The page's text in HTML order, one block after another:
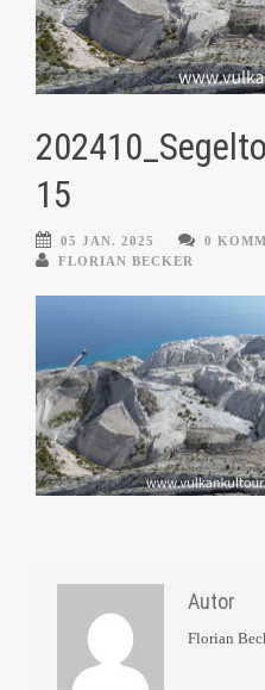
15
05 JAN. 2025
0
FLORIAN BECKER
Autor
Florian